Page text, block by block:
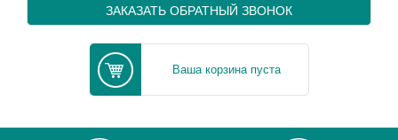
ЗАКАЗАТЬ ОБРАТНЫЙ ЗВОНОК
Ваша корзина пуста